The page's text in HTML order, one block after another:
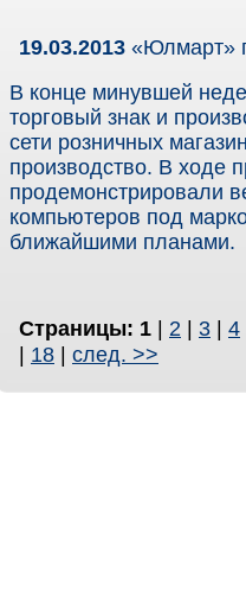
19.03.2013 «Юлмарт»
В конце минувшей
торговый знак и
сети розничных
производство. В ходе
продемонстрировали
компьютеров под
ближайшими планами.
Страницы: 1 | 2 | 3 | 4
| 18 | след. >>